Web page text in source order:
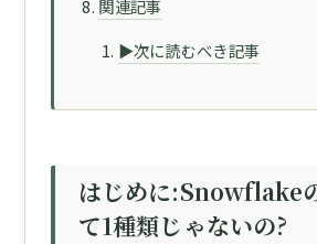
関連記事
▶次に読むべき記事
はじめに:Snowflake
て1種類じゃないの?